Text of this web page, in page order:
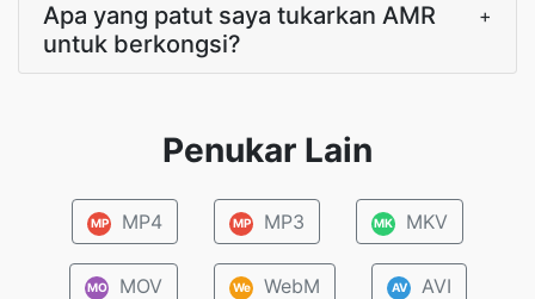
Apa yang patut saya tukarkan AMR
untuk berkongsi?
+
Penukar Lain
MP MP4 MP MP3 MK MKV
MO MOV We WebM AV AVI